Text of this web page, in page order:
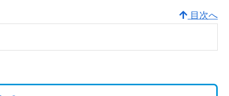
目次へ